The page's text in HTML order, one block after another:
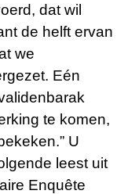
dat wil
de helft ervan
we
Eén
te komen,
U
leest uit
Enquête